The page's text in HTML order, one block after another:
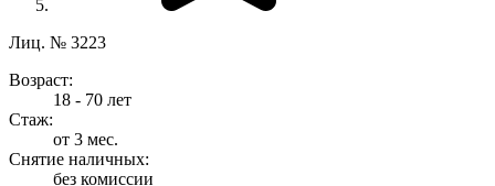
Лиц. № 3223
Возраст:
18 - 70 лет
Стаж:
от 3 мес.
Снятие наличных:
без комиссии